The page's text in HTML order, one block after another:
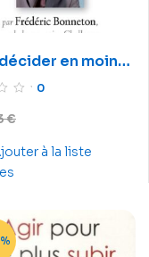
en moins
heure
0
€
à la liste